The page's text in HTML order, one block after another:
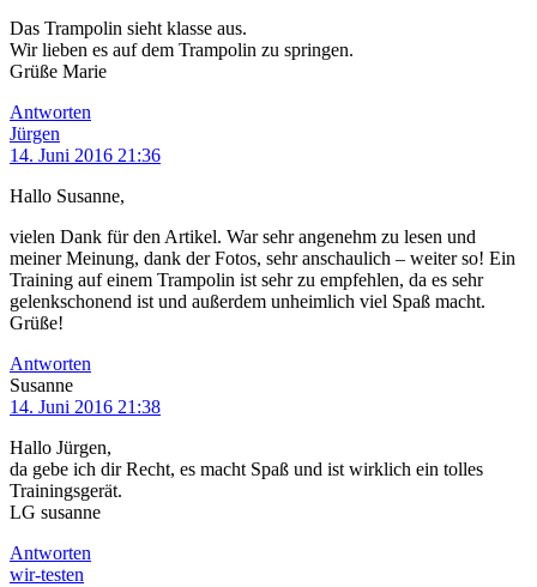
Das Trampolin sieht klasse aus.
Wir lieben es auf dem Trampolin zu springen.
Grüße Marie
Antworten
Jürgen
14. Juni 2016 21:36
Hallo Susanne,
vielen Dank für den Artikel. War sehr angenehm zu lesen und
meiner Meinung, dank der Fotos, sehr anschaulich – weiter so! Ein
Training auf einem Trampolin ist sehr zu empfehlen, da es sehr
gelenkschonend ist und außerdem unheimlich viel Spaß macht.
Grüße!
Antworten
Susanne
14. Juni 2016 21:38
Hallo Jürgen,
da gebe ich dir Recht, es macht Spaß und ist wirklich ein tolles
Trainingsgerät.
LG susanne
Antworten
wir-testen